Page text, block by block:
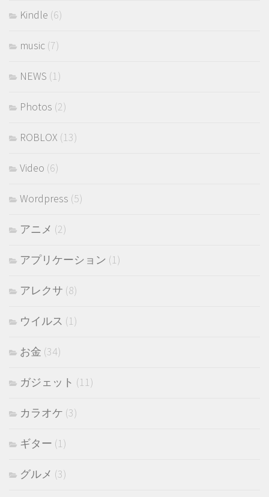
Kindle (6)
music (7)
NEWS (1)
Photos (2)
ROBLOX (13)
Video (6)
Wordpress (5)
アニメ (2)
アプリケーション (1)
アレクサ (8)
ウイルス (1)
お金 (34)
ガジェット (11)
カラオケ (3)
ギター (1)
グルメ (3)